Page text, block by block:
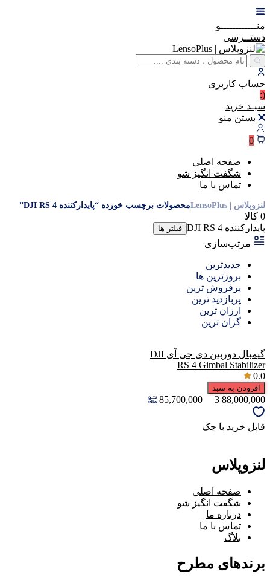
منــــــــــــو
دستــرسی
حساب کاربری
(:
سبـد خرید
بستن منو
0
صفحه اصلی
شگفت انگیز شو
تماس با ما
لنزوپلاس | LensoPlus محصولات برچسب خورده “پایدارکننده DJI RS 4”
0 کالا
پایدارکننده DJI RS 4
فیلتر ها
مرتب‌سازی
جدیدترین
بروزترین ها
پرفروش ترین
پربازدید ترین
ارزان ترین
گران ترین
گیمبال دوربین دی جی آی DJI
RS 4 Gimbal Stabilizer
0.0
افزودن به سبد
88,000,000
3
85,700,000
قابل خرید با چک
لنزوپلاس
صفحه اصلی
شگفت انگیز شو
درباره ما
تماس با ما
بلاگ
برندهای مطرح